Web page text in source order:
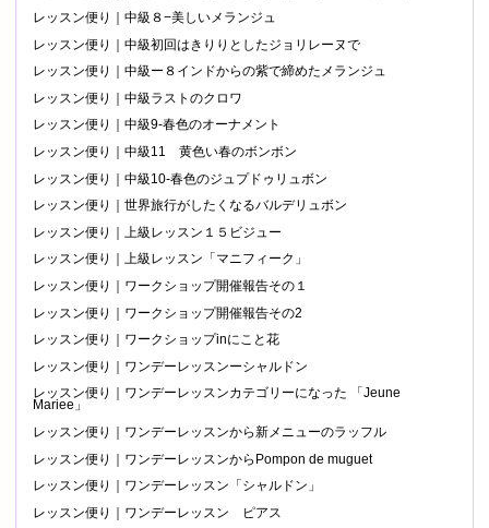
レッスン便り｜中級８−美しいメランジュ
レッスン便り｜中級初回はきりりとしたジョリレーヌで
レッスン便り｜中級ー８インドからの紫で締めたメランジュ
レッスン便り｜中級ラストのクロワ
レッスン便り｜中級9-春色のオーナメント
レッスン便り｜中級11 黄色い春のボンボン
レッスン便り｜中級10-春色のジュプドゥリュボン
レッスン便り｜世界旅行がしたくなるバルデリュボン
レッスン便り｜上級レッスン１５ビジュー
レッスン便り｜上級レッスン「マニフィーク」
レッスン便り｜ワークショップ開催報告その１
レッスン便り｜ワークショップ開催報告その2
レッスン便り｜ワークショップinにこと花
レッスン便り｜ワンデーレッスンーシャルドン
レッスン便り｜ワンデーレッスンカテゴリーになった 「Jeune
Mariee」
レッスン便り｜ワンデーレッスンから新メニューのラッフル
レッスン便り｜ワンデーレッスンからPompon de muguet
レッスン便り｜ワンデーレッスン「シャルドン」
レッスン便り｜ワンデーレッスン ピアス